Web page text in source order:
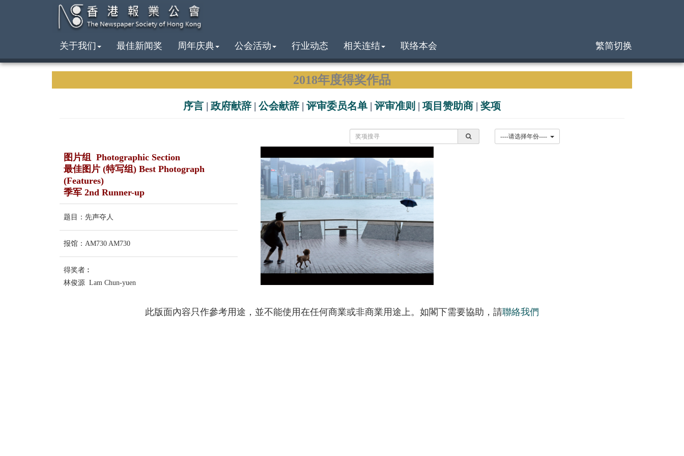
关于我们 最佳新闻奖 周年庆典 公会活动 行业动态 相关连结 联络本会 繁简切换
2018年度得奖作品
序言 | 政府献辞 | 公会献辞 | 评审委员名单 | 评审准则 | 项目赞助商 | 奖项
图片组 Photographic Section
最佳图片 (特写组) Best Photograph
(Features)
季军 2nd Runner-up
题目：先声夺人
报馆：AM730 AM730
得奖者︰
林俊源 Lam Chun-yuen
此版面內容只作參考用途，並不能使用在任何商業或非商業用途上。如閣下需要協助，請聯絡我們